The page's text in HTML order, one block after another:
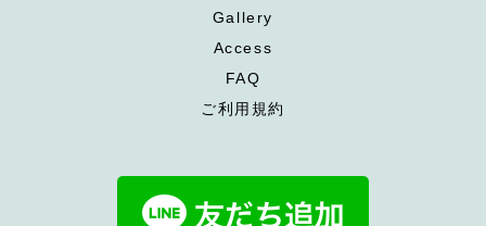
Gallery
Access
FAQ
ご利用規約